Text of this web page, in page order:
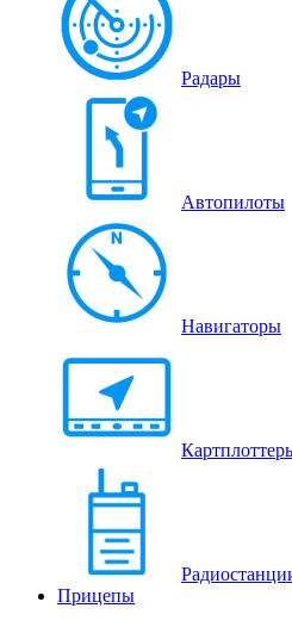
Радары
Автопилоты
Навигаторы
Прицепы